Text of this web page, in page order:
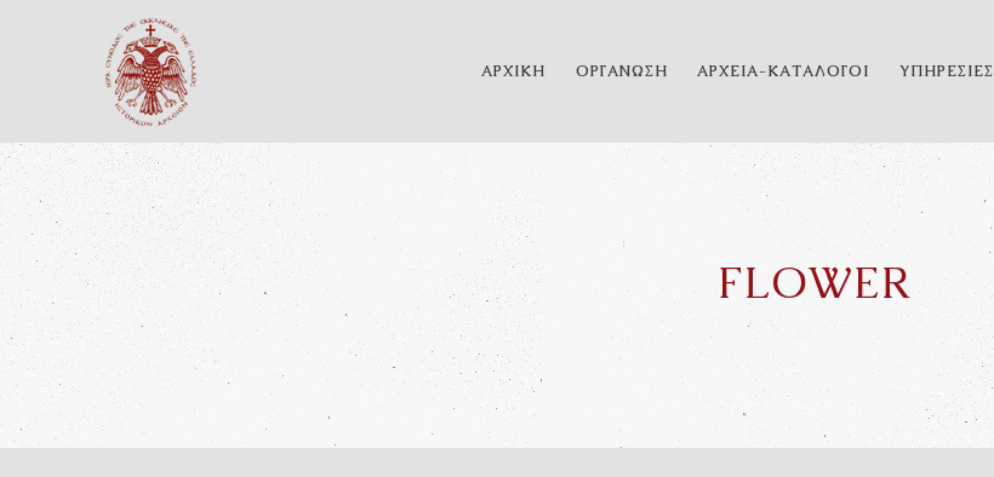
ΑΡΧΙΚΗ ΟΡΓΑΝΩΣΗ ΑΡΧΕΙΑ-ΚΑΤΑΛΟΓΟΙ ΥΠΗΡΕΣΙΕΣ
FLOWER